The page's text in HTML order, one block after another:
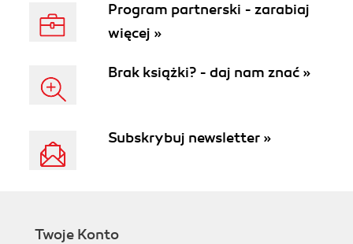
Program partnerski - zarabiaj
więcej »
Brak książki? - daj nam znać »
Subskrybuj newsletter »
Twoje Konto